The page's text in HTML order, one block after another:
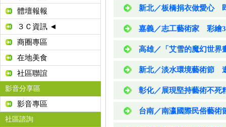
體壇報報
３Ｃ資訊 ◄
商圈專區
在地美食
社區聯誼
影音分享區
影音專區
社區諮詢
新北／板橋捐衣做愛心
嘉義／志工藝術家 彩繪
高雄／「艾雪的魔幻世
新北／淡水環境藝術節
彰化／展現堅持藝術不
台南／南瀛國際民俗藝